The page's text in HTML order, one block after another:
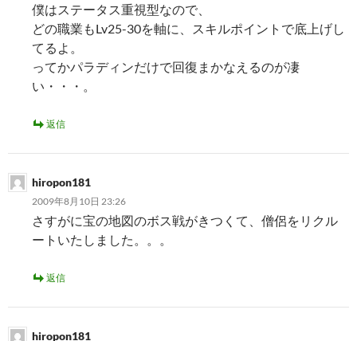
僕はステータス重視型なので、
どの職業もLv25-30を軸に、スキルポイントで底上げし
てるよ。
ってかパラディンだけで回復まかなえるのが凄
い・・・。
返信
hiropon181
2009年8月10日 23:26
さすがに宝の地図のボス戦がきつくて、僧侶をリクル
ートいたしました。。。
返信
hiropon181